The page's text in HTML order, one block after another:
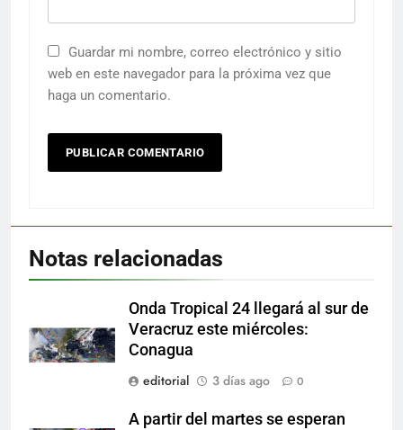
Guardar mi nombre, correo electrónico y sitio
web en este navegador para la próxima vez que
haga un comentario.
Notas relacionadas
Onda Tropical 24 llegará al sur de
Veracruz este miércoles:
Conagua
editorial
3 días ago 0
A partir del martes se esperan